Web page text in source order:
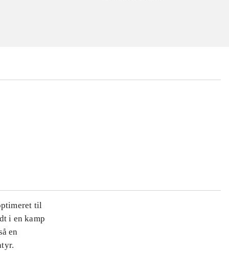
til
i en kamp
en